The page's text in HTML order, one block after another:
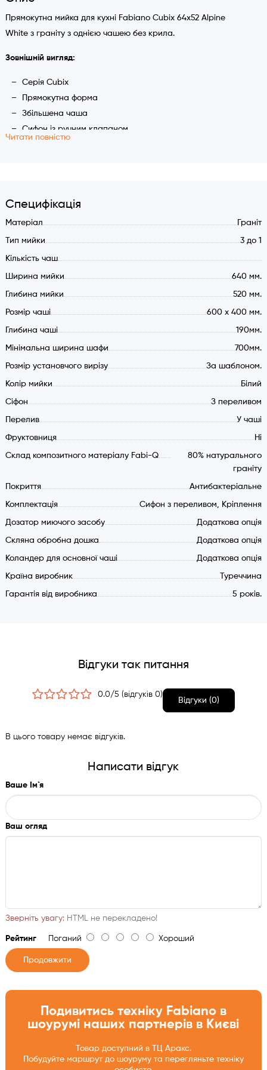
Прямокутна мийка для кухні Fabiano Cubix 64x52 Alpine
White з граніту з однією чашею без крила.
Зовнішній вигляд:
Серія Cubix
Прямокутна форма
Збільшена чаша
Сифон із ручним клапаном
Розмір мийки: 640x520 мм.
робочою поверхнею або над робочою поверхнею
Сифон з донним клапаном та відстійником
Ширина шафи (мін.): 700 мм.
Антибактеріальне покриття (Ag+ ion)
Читати повністю
Специфікація
Матеріал Граніт
Тип мийки 3 до 1
Кількість чаш
Ширина мийки 640 мм.
Глибина мийки 520 мм.
Розмір чаші 600 х 400 мм.
Глибина чаші 190мм.
Мінімальна ширина шафи 700мм.
Розмір установчого вирізу За шаблоном.
Колір мийки Білий
Cіфон З переливом
Перелив У чаші
Фруктовниця Ні
Склад композитного матеріалу Fabi-Q
80% натурального
граніту
Покриття Антибактеріальне
Комплектація Сифон з переливом, Кріплення
Дозатор миючого засобу Додаткова опція
Скляна обробна дошка Додаткова опція
Коландер для основної чаші Додаткова опція
Країна виробник Туреччина
Гарантія від виробника 5 років.
Відгуки так питання
0.0/5 (відгуків 0)
Відгуки (0)
В цього товару немає відгуків.
Написати відгук
Ваше Ім`я
Ваш огляд
Зверніть увагу:HTML не перекладено!
РейтингПоганий Хороший
Продовжити
Подивитись техніку Fabiano в
шоурумі наших партнерів в Києві
Товар доступний в ТЦ Аракс.
Побудуйте маршрут до шоуруму та перегляньте техніку